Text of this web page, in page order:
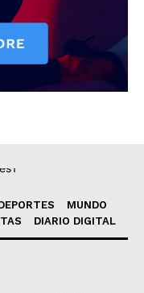
MUNDO
DIARIO DIGITAL